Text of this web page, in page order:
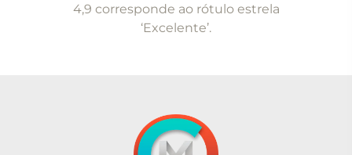
4,9 corresponde ao rótulo estrela
‘Excelente’.